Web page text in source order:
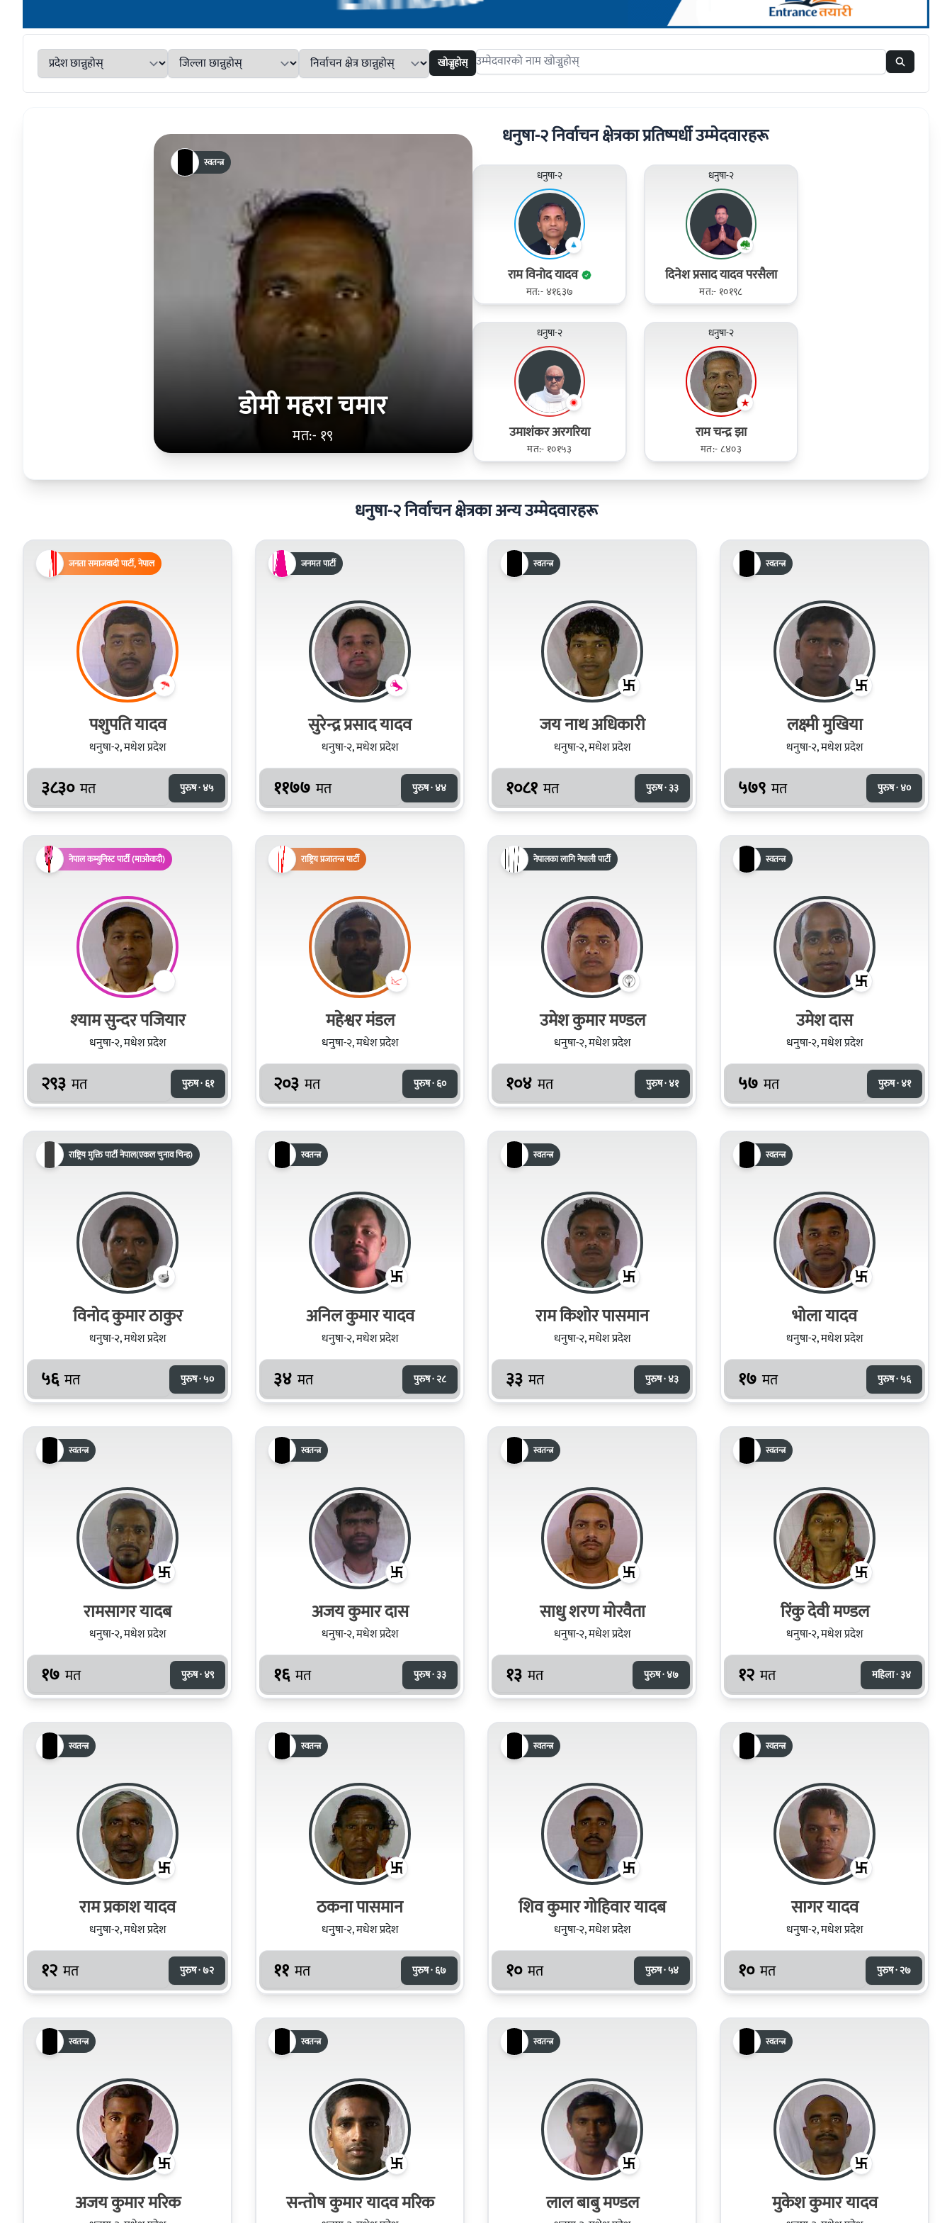
खोज्नुहोस् Search candidates
डोमी महरा चमार
मत:- १९
स्वतन्त्र
धनुषा-२ निर्वाचन क्षेत्रका प्रतिष्पर्धी उम्मेदवारहरू
धनुषा-२
राम विनोद यादव
मत:- ४१६३७
धनुषा-२
दिनेश प्रसाद यादव परसैला
मत:- १०१९८
धनुषा-२
उमाशंकर अरगरिया
मत:- १०१५३
धनुषा-२
राम चन्द्र झा
मत:- ८४०३
धनुषा-२ निर्वाचन क्षेत्रका अन्य उम्मेदवारहरू
जनता समाजवादी पार्टी, नेपाल
पशुपति यादव
धनुषा-२, मधेश प्रदेश
३८३० मत पुरुष · ४५
जनमत पार्टी
सुरेन्द्र प्रसाद यादव
धनुषा-२, मधेश प्रदेश
११७७ मत पुरुष · ४४
स्वतन्त्र
जय नाथ अधिकारी
धनुषा-२, मधेश प्रदेश
१०८१ मत पुरुष · ३३
स्वतन्त्र
लक्ष्‍मी मुखिया
धनुषा-२, मधेश प्रदेश
५७९ मत पुरुष · ४०
नेपाल कम्युनिस्ट पार्टी (माओवादी)
श्‍याम सुन्दर पजियार
धनुषा-२, मधेश प्रदेश
२९३ मत पुरुष · ६१
राष्ट्रिय प्रजातन्त्र पार्टी
महेश्वर मंडल
धनुषा-२, मधेश प्रदेश
२०३ मत पुरुष · ६०
नेपालका लागि नेपाली पार्टी
उमेश कुमार मण्डल
धनुषा-२, मधेश प्रदेश
१०४ मत पुरुष · ४१
स्वतन्त्र
उमेश दास
धनुषा-२, मधेश प्रदेश
५७ मत पुरुष · ४१
राष्ट्रिय मुक्ति पार्टी नेपाल(एकल चुनाव चिन्ह)
विनोद कुमार ठाकुर
धनुषा-२, मधेश प्रदेश
५६ मत पुरुष · ५०
स्वतन्त्र
अनिल कुमार यादव
धनुषा-२, मधेश प्रदेश
३४ मत पुरुष · २८
स्वतन्त्र
राम किशोर पासमान
धनुषा-२, मधेश प्रदेश
३३ मत पुरुष · ४३
स्वतन्त्र
भोला यादव
धनुषा-२, मधेश प्रदेश
१७ मत पुरुष · ५६
स्वतन्त्र
रामसागर यादब
धनुषा-२, मधेश प्रदेश
१७ मत पुरुष · ४९
स्वतन्त्र
अजय कुमार दास
धनुषा-२, मधेश प्रदेश
१६ मत पुरुष · ३३
स्वतन्त्र
साधु शरण मोरवैता
धनुषा-२, मधेश प्रदेश
१३ मत पुरुष · ४७
स्वतन्त्र
रिंकु देवी मण्डल
धनुषा-२, मधेश प्रदेश
१२ मत महिला · ३४
स्वतन्त्र
राम प्रकाश यादव
धनुषा-२, मधेश प्रदेश
१२ मत पुरुष · ७२
स्वतन्त्र
ठकना पासमान
धनुषा-२, मधेश प्रदेश
११ मत पुरुष · ६७
स्वतन्त्र
शिव कुमार गोहिवार यादब
धनुषा-२, मधेश प्रदेश
१० मत पुरुष · ५४
स्वतन्त्र
सागर यादव
धनुषा-२, मधेश प्रदेश
१० मत पुरुष · २७
स्वतन्त्र
अजय कुमार मरिक
स्वतन्त्र
सन्तोष कुमार यादव मरिक
स्वतन्त्र
लाल बाबु मण्डल
स्वतन्त्र
मुकेश कुमार यादव